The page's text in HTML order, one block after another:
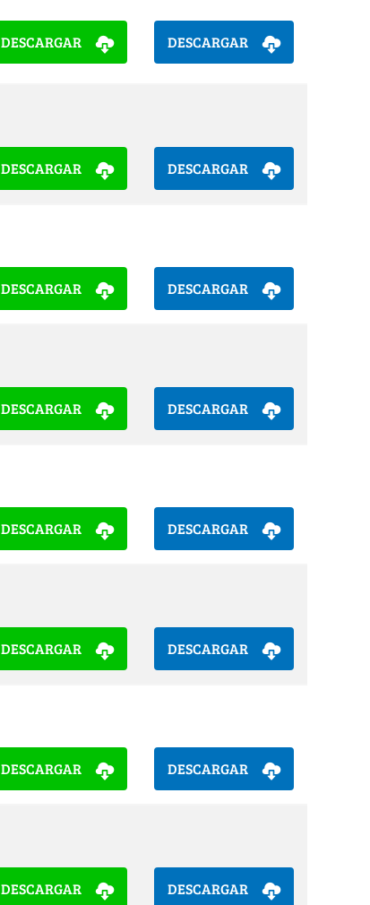
DESCARGAR DESCARGAR
DESCARGAR DESCARGAR
DESCARGAR DESCARGAR
DESCARGAR DESCARGAR
DESCARGAR DESCARGAR
DESCARGAR DESCARGAR
DESCARGAR DESCARGAR
DESCARGAR DESCARGAR